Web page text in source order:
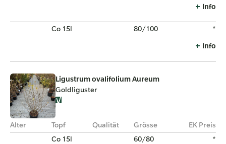
Info
Co 15l 80/100 *
Info
Ligustrum ovalifolium Aureum
Goldliguster
Alter Topf Qualität Grösse
EK Preis
Co 15l
60/80 *